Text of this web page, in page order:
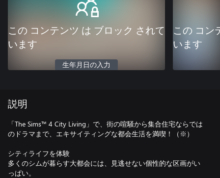
この コンテンツ は ブロック されて
います
生年月日の入力
この コン
います
説明
「The Sims™ 4 City Living」で、街の喧騒から集合住宅ならでは
のドラマまで、エキサイティングな都会生活を満喫！（※）
シティライフを体験
多くのシムが暮らす大都会には、見逃せない個性的な区画がい
っぱい。